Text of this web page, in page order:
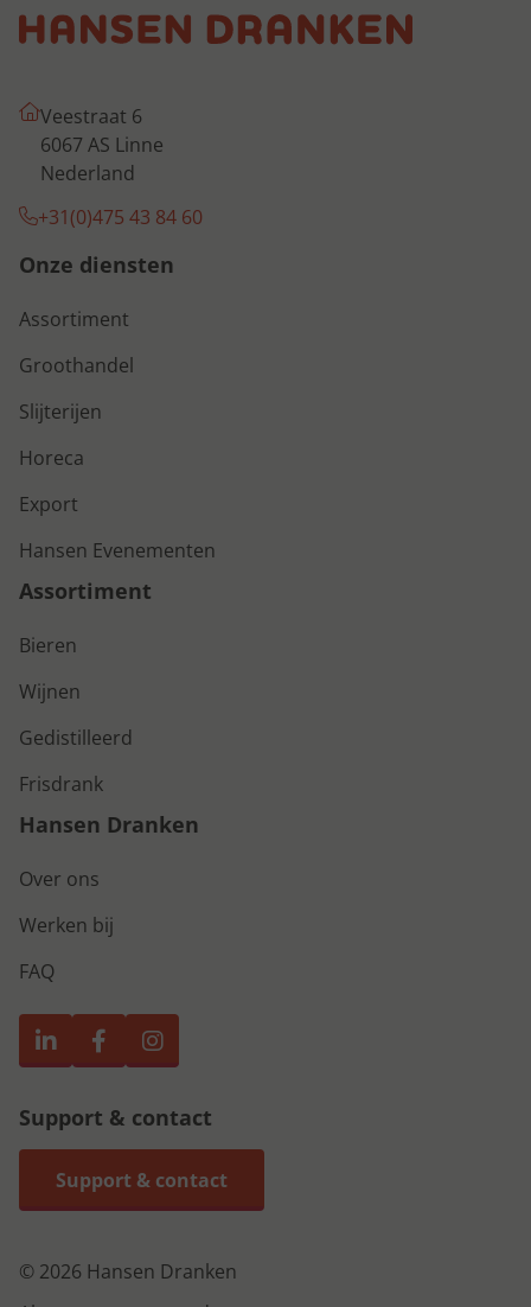
Veestraat 6
6067 AS Linne
Nederland
+31(0)475 43 84 60
Onze diensten
Assortiment
Groothandel
Slijterijen
Horeca
Export
Hansen Evenementen
Assortiment
Bieren
Wijnen
Gedistilleerd
Frisdrank
Hansen Dranken
Over ons
Werken bij
FAQ
Support & contact
Support & contact
© 2026 Hansen Dranken